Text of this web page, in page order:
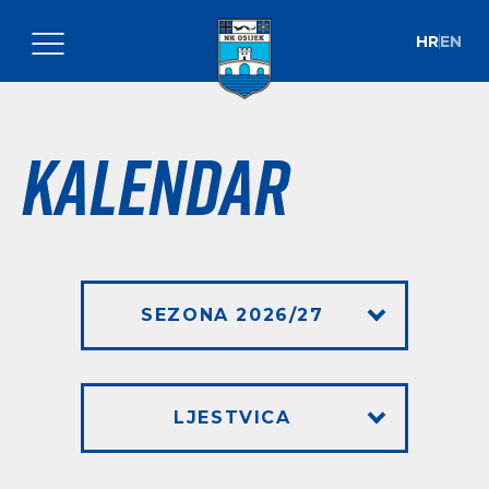
HREN
Kalendar
SEZONA 2026/27
LJESTVICA